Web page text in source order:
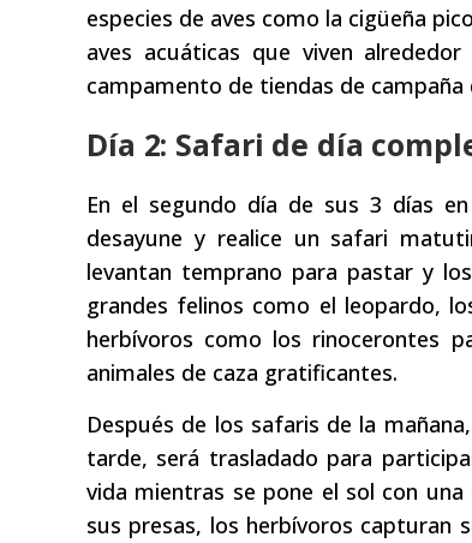
especies de aves como la cigüeña
aves acuáticas que viven
campamento de tiendas de campaña
Día 2: Safari de día
En el segundo día de sus 3 días
desayune y realice un safari
levantan temprano para pastar y
grandes felinos como el leopardo,
herbívoros como los rinocerontes
animales de caza gratificantes.
Después de los safaris de la
tarde, será trasladado para
vida mientras se pone el sol con
sus presas, los herbívoros capturan